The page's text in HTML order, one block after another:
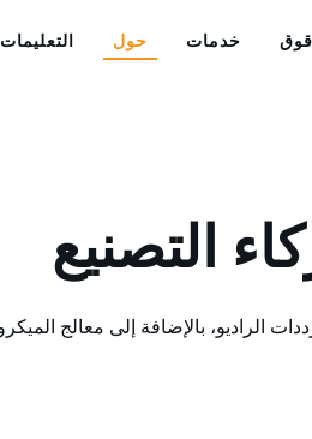
خدمات حول التعليمات
التصنيع